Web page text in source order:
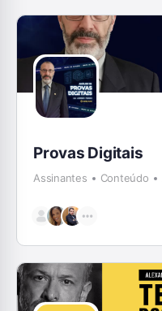
Provas Digitais
Assinantes Conteúdo